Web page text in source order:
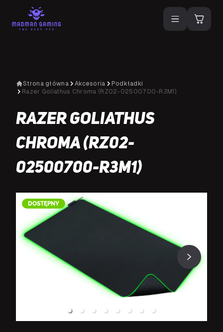
Strona główna Akcesoria
Podkładki
Razer Goliathus Chroma (RZ02-02500700-R3M1)
Razer Goliathus
Chroma (RZ02-
02500700-R3M1)
DOSTĘPNY